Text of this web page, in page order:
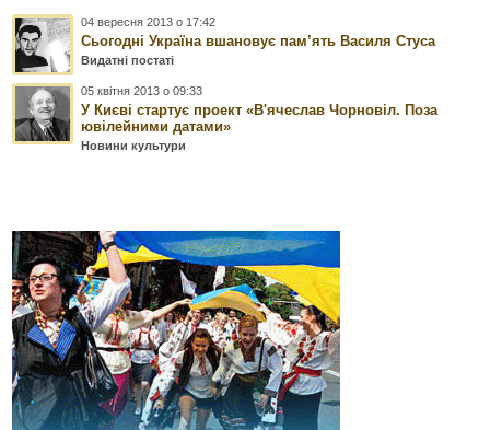
04 вересня 2013 о 17:42
Сьогодні Україна вшановує пам’ять Василя Стуса
Видатні постаті
05 квітня 2013 о 09:33
У Києві стартує проект «В'ячеслав Чорновіл. Поза
ювілейними датами»
Новини культури